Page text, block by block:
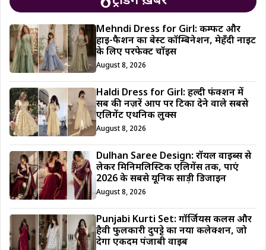
Mehndi Dress for Girl: कम्फर्ट और
हाई-फैशन का बेस्ट कॉम्बिनेशन, मेहँदी नाइट
के लिए परफेक्ट चॉइस
August 8, 2026
Haldi Dress for Girl: हल्दी फंक्शन में
सब की नज़रें आप पर टिका देने वाले सबसे
एलिगेंट एथनिक लुक्स
August 8, 2026
Dulhan Saree Design: रॉयल वाइब्स से
लेकर मिनिमलिस्टिक एलिगेंस तक, पाएं
2026 के सबसे यूनिक साड़ी डिजाईन
August 8, 2026
Punjabi Kurti Set: गॉर्जियस कलर्स और
हैवी फुलकारी दुपट्टे का नया कलेक्शन, जो
देगा एकदम पंजाबी वाइब